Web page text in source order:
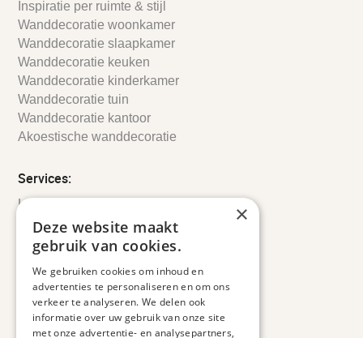
Inspiratie per ruimte & stijl
Wanddecoratie woonkamer
Wanddecoratie slaapkamer
Wanddecoratie keuken
Wanddecoratie kinderkamer
Wanddecoratie tuin
Wanddecoratie kantoor
Akoestische wanddecoratie
Services:
Leveringsinformatie
Retourbeleid
Informatie
Veelgestelde vragen
Duurzaam ondernemen
×
Deze website maakt
gebruik van cookies.
We gebruiken cookies om inhoud en
advertenties te personaliseren en om ons
verkeer te analyseren. We delen ook
informatie over uw gebruik van onze site
met onze advertentie- en analysepartners,